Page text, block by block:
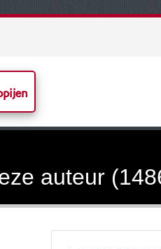
auteur